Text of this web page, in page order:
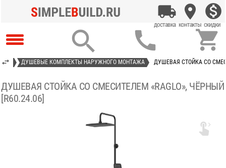
  
ДУШЕВЫЕ КОМПЛЕКТЫ НАРУЖНОГО МОНТАЖА ДУШЕВАЯ СТОЙКА СО
ДУШЕВАЯ СТОЙКА СО СМЕСИТЕЛЕМ «RAGLO», ЧЁРНЫЙ
[R60.24.06]
